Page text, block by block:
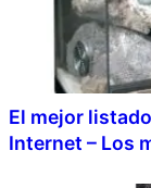
El mejor
Internet – Los